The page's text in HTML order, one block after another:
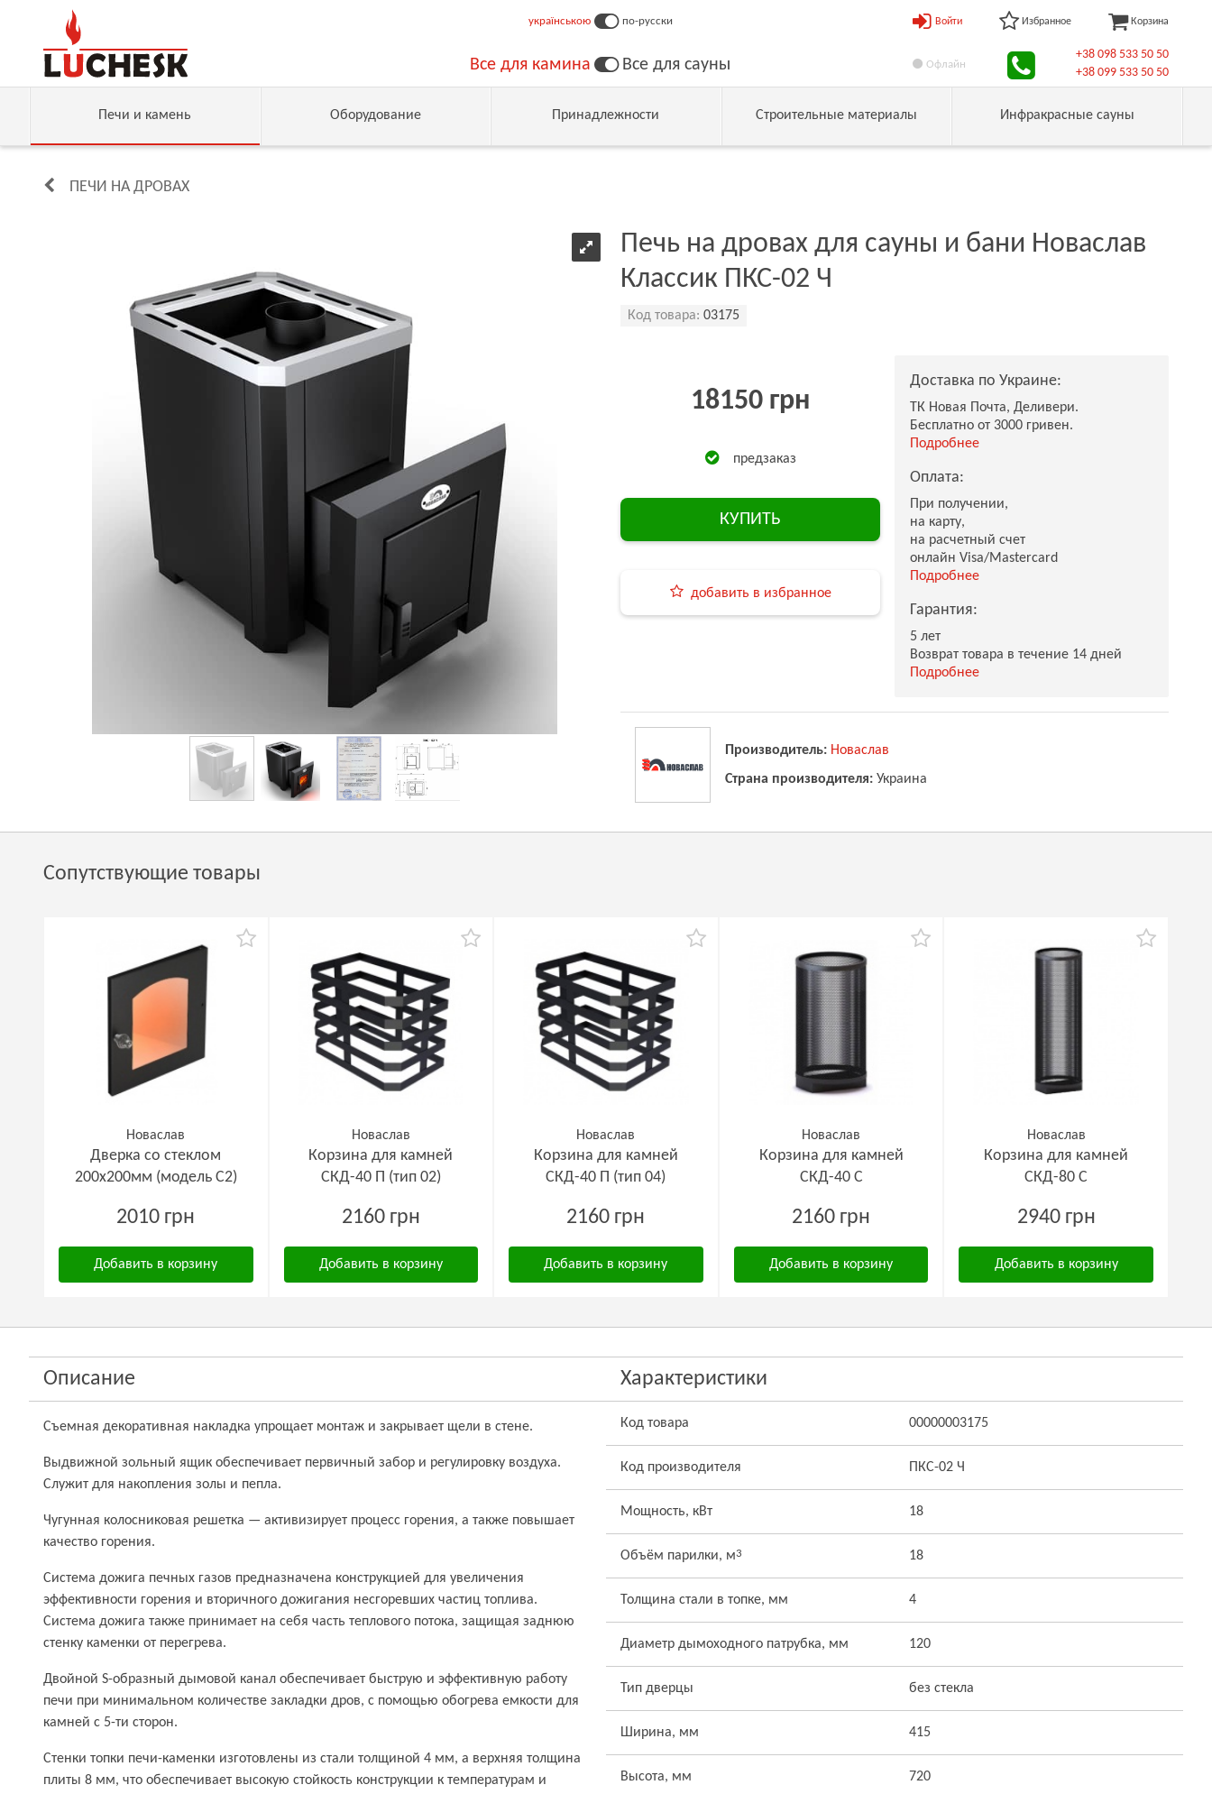
українською по-русски
Все для камина Все для сауны
Войти Избранное Корзина
Офлайн
+38 098 533 50 50
+38 099 533 50 50
Печи и камень Оборудование Принадлежности Строительные материалы Инфракрасные сауны
ПЕЧИ НА ДРОВАХ
Печь на дровах для сауны и бани Новаслав
Классик ПКС-02 Ч
Код товара: 03175
18150 грн
предзаказ
КУПИТЬ
добавить в избранное
Доставка по Украине:
ТК Новая Почта, Деливери.
Бесплатно от 3000 гривен.
Подробнее
Оплата:
При получении,
на карту,
на расчетный счет
онлайн Visa/Mastercard
Подробнее
Гарантия:
5 лет
Возврат товара в течение 14 дней
Подробнее
Производитель: Новаслав
Страна производителя: Украина
Сопутствующие товары
Новаслав
Дверка со стеклом
200х200мм (модель С2)
2010 грн
Добавить в корзину
Новаслав
Корзина для камней
СКД-40 П (тип 02)
2160 грн
Добавить в корзину
Новаслав
Корзина для камней
СКД-40 П (тип 04)
2160 грн
Добавить в корзину
Новаслав
Корзина для камней
СКД-40 С
2160 грн
Добавить в корзину
Новаслав
Корзина для камней
СКД-80 С
2940 грн
Добавить в корзину
Описание
Съемная декоративная накладка упрощает монтаж и закрывает щели в стене.
Выдвижной зольный ящик обеспечивает первичный забор и регулировку воздуха.
Служит для накопления золы и пепла.
Чугунная колосниковая решетка — активизирует процесс горения, а также повышает
качество горения.
Система дожига печных газов предназначена конструкцией для увеличения
эффективности горения и вторичного дожигания несгоревших частиц топлива.
Система дожига также принимает на себя часть теплового потока, защищая заднюю
стенку каменки от перегрева.
Двойной S-образный дымовой канал обеспечивает быструю и эффективную работу
печи при минимальном количестве закладки дров, с помощью обогрева емкости для
камней с 5-ти сторон.
Стенки топки печи-каменки изготовлены из стали толщиной 4 мм, а верхняя толщина
плиты 8 мм, что обеспечивает высокую стойкость конструкции к температурам и
Характеристики
Код товара 00000003175
Код производителя ПКС-02 Ч
Мощность, кВт 18
Объём парилки, м3 18
Толщина стали в топке, мм 4
Диаметр дымоходного патрубка, мм 120
Тип дверцы без стекла
Ширина, мм 415
Высота, мм 720